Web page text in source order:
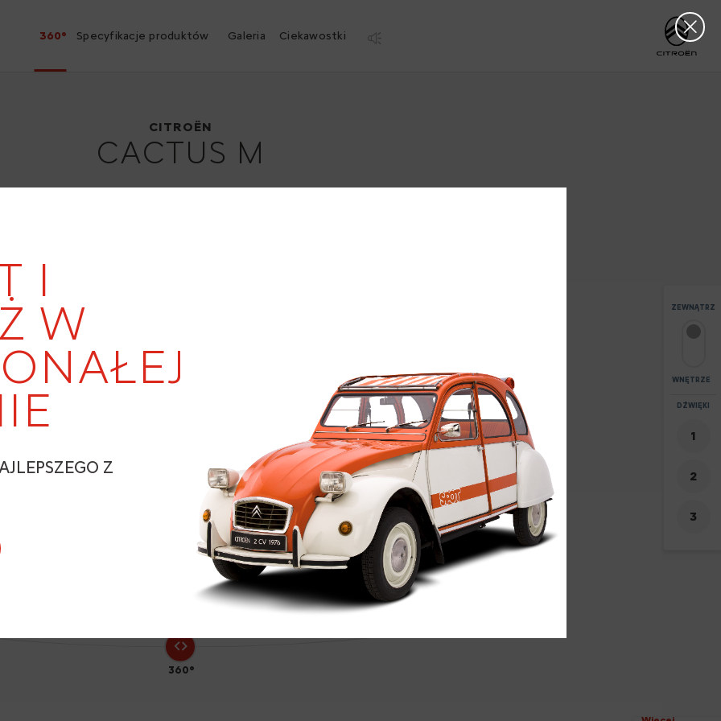
360° Specyfikacje produktów Galeria Ciekawostki
http://
I
W
Z
CITROËN
CACTUS M
15
360°
ZEWNĄTRZ
WNĘTRZE
DŹWIĘKI